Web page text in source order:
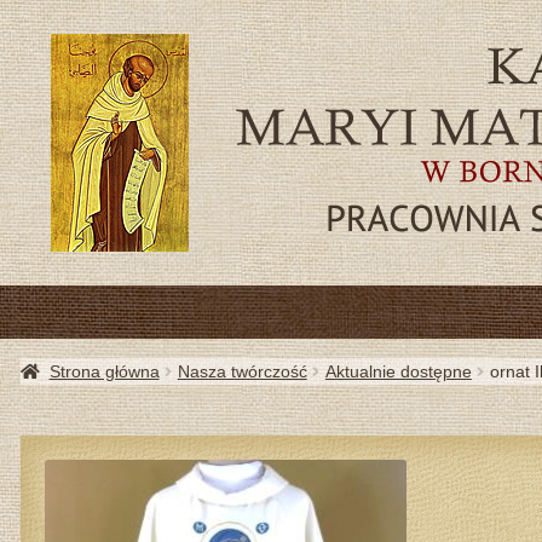
Strona główna Nasza twórczość Aktualnie dostępne ornat